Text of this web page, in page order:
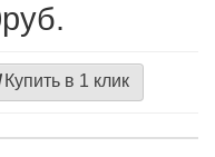
Купить в 1 клик